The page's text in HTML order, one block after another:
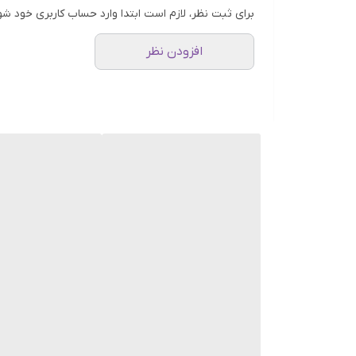
برای ثبت نظر، لازم است ابتدا وارد حساب کاربری خود
افزودن نظر